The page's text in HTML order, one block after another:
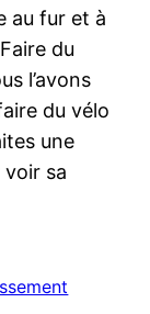
au fur et à
du
l’avons
du vélo
une
sa